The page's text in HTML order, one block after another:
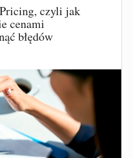
czyli jak
cenami
błędów